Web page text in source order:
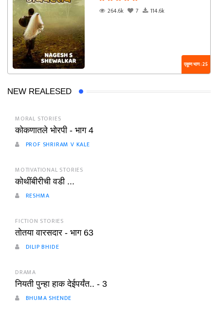
264.6k
7 114.6k
एकूण भाग : 25
NEW REALESED
MORAL STORIES
कोकणातले भोरपी - भाग 4
PROF SHRIRAM V KALE
MOTIVATIONAL STORIES
कोथींबीरीची वडी ...
RESHMA
FICTION STORIES
तोतया वारसदार - भाग 63
DILIP BHIDE
DRAMA
नियती पुन्हा हाक देईपर्यंत.. - 3
BHUMA SHENDE